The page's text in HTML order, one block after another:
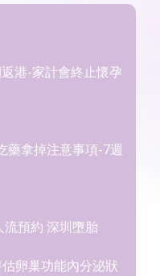
港-家計會終止懷孕
藥拿掉注意事項-7週
預約 深圳墮胎
卵巢功能內分泌狀